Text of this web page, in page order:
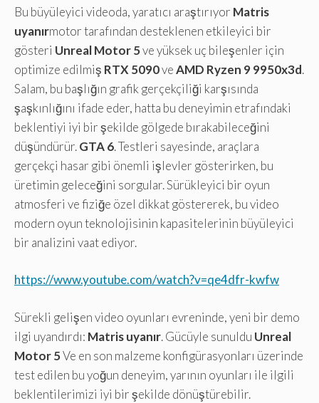
Bu büyüleyici videoda, yaratıcı araştırıyor Matris
uyanırmotor tarafından desteklenen etkileyici bir
gösteri Unreal Motor 5ve yüksek uç bileşenler için
optimize edilmiş RTX 5090veAMD Ryzen 9 9950x3d.
Salam, bu başlığın grafik gerçekçiliği karşısında
şaşkınlığını ifade eder, hatta bu deneyimin etrafındaki
beklentiyi iyi bir şekilde gölgede bırakabileceğini
düşündürür.GTA 6. Testleri sayesinde, araçlara
gerçekçi hasar gibi önemli işlevler gösterirken, bu
üretimin geleceğini sorgular. Sürükleyici bir oyun
atmosferi ve fiziğe özel dikkat göstererek, bu video
modern oyun teknolojisinin kapasitelerinin büyüleyici
bir analizini vaat ediyor.
https://www.youtube.com/watch?v=qe4dfr-kwfw
Sürekli gelişen video oyunları evreninde, yeni bir demo
ilgi uyandırdı: Matris uyanır. Gücüyle sunuldu Unreal
Motor 5Ve en son malzeme konfigürasyonları üzerinde
test edilen bu yoğun deneyim, yarının oyunları ile ilgili
beklentilerimizi iyi bir şekilde dönüştürebilir.